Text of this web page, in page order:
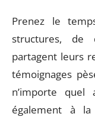
Prenez le
structures, de
partagent leurs
témoignages
n’importe quel
également à la